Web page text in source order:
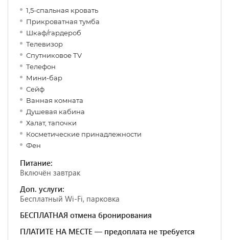
1,5-спальная кровать
Прикроватная тумба
Шкаф/гардероб
Телевизор
Спутниковое ТV
Телефон
Мини-бар
Сейф
Ванная комната
Душевая кабина
Халат, тапочки
Косметические принадлежности
Фен
Питание:
Включён завтрак
Доп. услуги:
Бесплатный Wi-Fi, парковка
БЕСПЛАТНАЯ отмена бронирования
ПЛАТИТЕ НА МЕСТЕ — предоплата не требуется